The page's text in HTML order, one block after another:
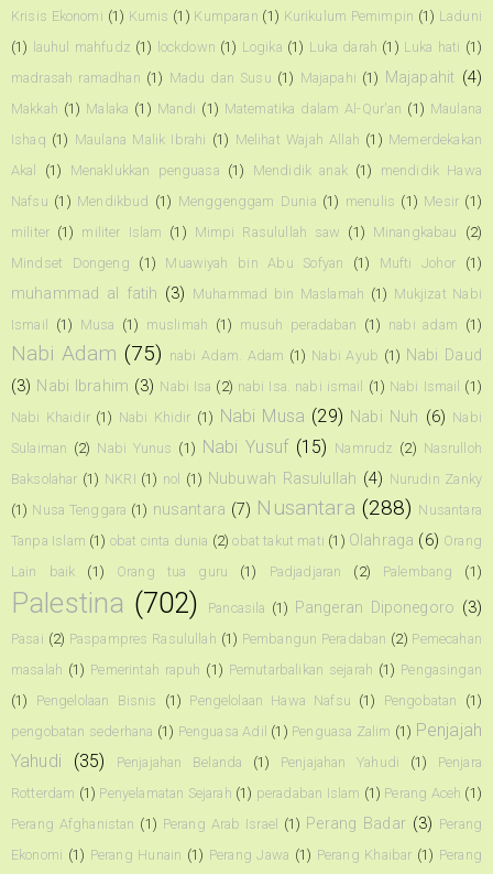
Krisis Ekonomi (1) Kumis (1) Kumparan (1) Kurikulum Pemimpin (1) Laduni
(1) lauhul mahfudz (1) lockdown (1) Logika (1) Luka darah (1) Luka hati (1)
madrasah ramadhan (1) Madu dan Susu (1) Majapahi (1) Majapahit (4)
Makkah (1) Malaka (1) Mandi (1) Matematika dalam Al-Qur'an (1) Maulana
Ishaq (1) Maulana Malik Ibrahi (1) Melihat Wajah Allah (1) Memerdekakan
Akal
(1) Menaklukkan penguasa (1) Mendidik anak (1)
mendidik Hawa
Nafsu (1) Mendikbud (1) Menggenggam Dunia (1) menulis (1) Mesir (1)
militer (1) militer Islam (1) Mimpi Rasulullah saw (1) Minangkabau
(2)
Mindset Dongeng
(1) Muawiyah bin Abu Sofyan (1) Mufti Johor (1)
muhammad al fatih (3) Muhammad bin Maslamah (1) Mukjizat Nabi
Ismail
(1) Musa (1) muslimah (1) musuh peradaban (1) nabi adam (1)
Nabi Adam (75) nabi Adam. Adam (1) Nabi Ayub (1) Nabi Daud
(3) Nabi Ibrahim (3) Nabi Isa (2) nabi Isa. nabi ismail (1) Nabi Ismail (1)
Nabi Khaidir (1) Nabi Khidir (1) Nabi Musa (29) Nabi Nuh (6) Nabi
Sulaiman (2) Nabi Yunus (1) Nabi Yusuf (15) Namrudz (2) Nasrulloh
Baksolahar (1) NKRI (1) nol (1) Nubuwah Rasulullah (4) Nurudin Zanky
(1) Nusa Tenggara (1) nusantara (7) Nusantara (288) Nusantara
Tanpa Islam (1) obat cinta dunia (2) obat takut mati (1) Olahraga (6) Orang
Lain baik
(1) Orang tua guru (1) Padjadjaran (2) Palembang (1)
Palestina (702) Pancasila (1) Pangeran Diponegoro (3)
Pasai (2) Paspampres Rasulullah (1) Pembangun Peradaban (2) Pemecahan
masalah (1) Pemerintah rapuh (1) Pemutarbalikan sejarah (1) Pengasingan
(1)
Pengelolaan Bisnis (1) Pengelolaan Hawa Nafsu (1) Pengobatan
(1)
pengobatan sederhana (1) Penguasa Adil (1) Penguasa Zalim (1) Penjajah
Yahudi
(35) Penjajahan Belanda (1) Penjajahan Yahudi (1)
Penjara
Rotterdam (1) Penyelamatan Sejarah (1) peradaban Islam (1) Perang Aceh (1)
Perang Afghanistan (1) Perang Arab Israel (1) Perang Badar (3) Perang
Ekonomi (1) Perang Hunain (1) Perang Jawa (1) Perang Khaibar (1) Perang